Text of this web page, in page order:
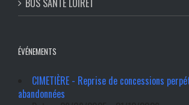
BUS SANTÉ LOIRET
ÉVÉNEMENTS
CIMETIÈRE - Reprise de concessions
abandonnées